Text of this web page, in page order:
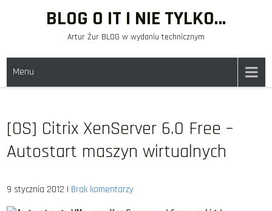
BLOG O IT I NIE TYLKO…
Artur Żur BLOG w wydaniu technicznym
Menu
[OS] Citrix XenServer 6.0 Free –
Autostart maszyn wirtualnych
9 stycznia 2012 | Brak komentarzy